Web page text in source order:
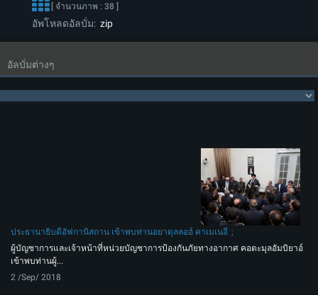
[ จำนวนภาพ : 38 ]
อัพโหลดอัลบั่ม: zip
อัลบั่มต่างๆ
ประธานาธิบดีอัฟกานิสถาน เข้าพบท่านอยาตุลลอฮ์ คาเมเนอี
ผู้บัญชาการและเจ้าหน้าที่หน่วยบัญชาการป้องกันภัยทางอากาศ คอตะมุลอัมบิยาอ์
เข้าพบท่านผู้...
2 /Sep/ 2018